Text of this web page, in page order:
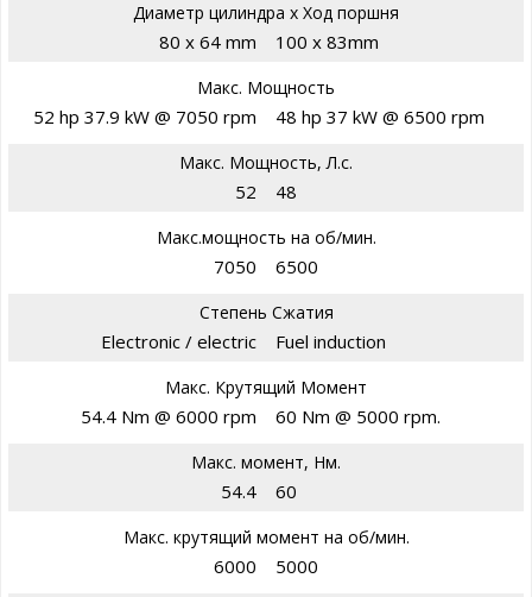
Диаметр цилиндра х Ход поршня
80 x 64 mm 100 x 83mm
Макс. Мощность
52 hp 37.9 kW @ 7050 rpm 48 hp 37 kW @ 6500 rpm
Макс. Мощность, Л.с.
52 48
Макс.мощность на об/мин.
7050 6500
Степень Сжатия
Electronic / electric Fuel induction
Макс. Крутящий Момент
54.4 Nm @ 6000 rpm 60 Nm @ 5000 rpm.
Макс. момент, Нм.
54.4 60
Макс. крутящий момент на об/мин.
6000 5000